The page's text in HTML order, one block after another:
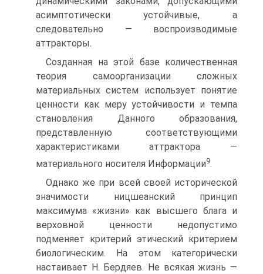
асимптотически устойчивые, а
следовательно — воспроизводимые
аттракторы.
Созданная на этой базе количественная
теория самоорганизации сложных
материальных систем использует понятие
ценности как меру устойчивости и темпа
становления Данного образования,
представленную соответствующими
характеристиками аттрактора —
материального носителя Информации9.
Однако же при всей своей исторической
значимости ницшеанский принцип
максимума «жизни» как высшего блага и
верховной ценности недопустимо
подменяет критерий этический критерием
биологическим. На этом категорически
настаивает Н. Бердяев. Не всякая жизнь —